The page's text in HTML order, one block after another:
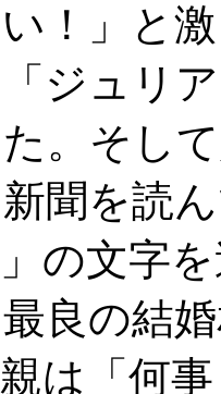
！」と
ジュリ
。そし
聞を読
の文字
良の結
は「何